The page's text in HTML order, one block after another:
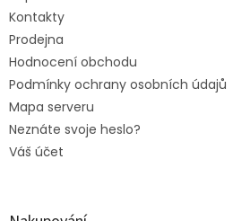
Kontakty
Prodejna
Hodnocení obchodu
Podmínky ochrany osobních údajů
Mapa serveru
Neznáte svoje heslo?
Váš účet